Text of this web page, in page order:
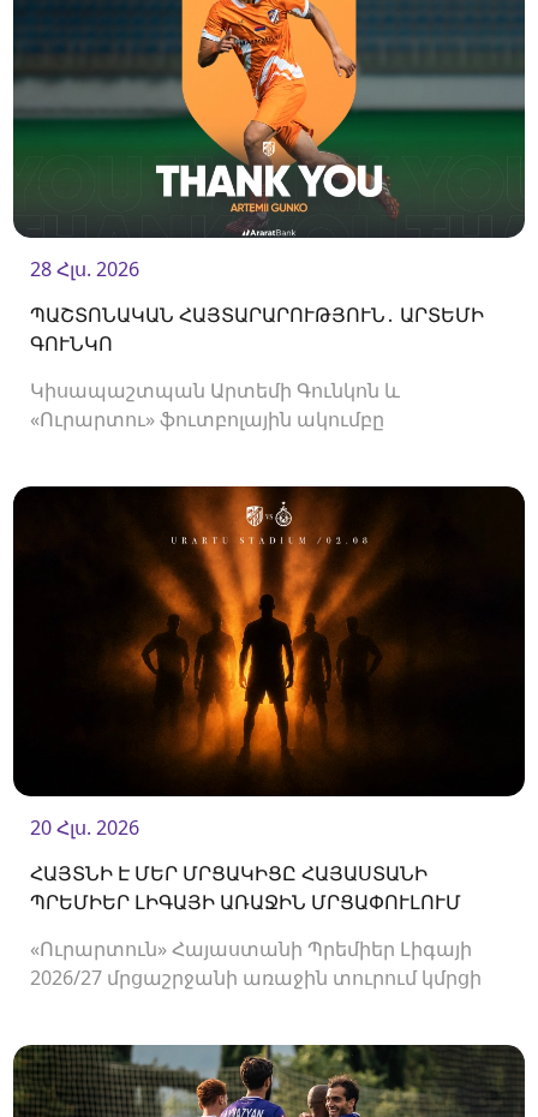
28 Հլս. 2026
ՊԱՇՏՈՆԱԿԱՆ ՀԱՅՏԱՐԱՐՈՒԹՅՈՒՆ․ ԱՐՏԵՄԻ
ԳՈՒՆԿՈ
Կիսապաշտպան Արտեմի Գունկոն և
«Ուրարտու» ֆուտբոլային ակումբը
20 Հլս. 2026
ՀԱՅՏՆԻ Է ՄԵՐ ՄՐՑԱԿԻՑԸ ՀԱՅԱՍՏԱՆԻ
ՊՐԵՄԻԵՐ ԼԻԳԱՅԻ ԱՌԱՋԻՆ ՄՐՑԱՓՈՒԼՈՒՄ
«Ուրարտուն» Հայաստանի Պրեմիեր Լիգայի
2026/27 մրցաշրջանի առաջին տուրում կմրցի